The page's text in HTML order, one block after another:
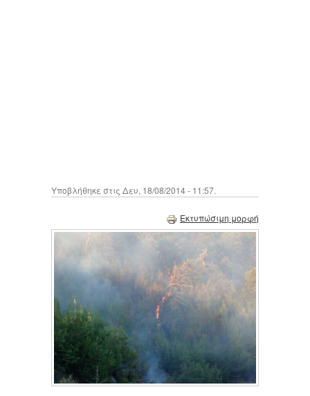
Υποβλήθηκε στις Δευ, 18/08/2014 - 11:57.
Εκτυπώσιμη μορφή